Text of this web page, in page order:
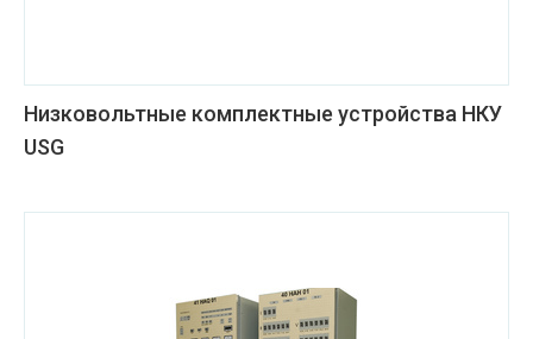
Низковольтные комплектные устройства НКУ
USG